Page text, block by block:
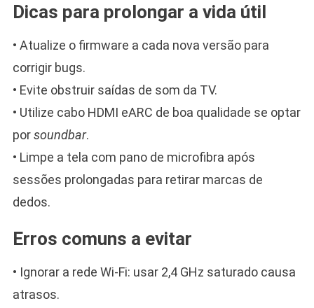
Dicas para prolongar a vida útil
• Atualize o firmware a cada nova versão para
corrigir bugs.
• Evite obstruir saídas de som da TV.
• Utilize cabo HDMI eARC de boa qualidade se optar
porsoundbar.
• Limpe a tela com pano de microfibra após
sessões prolongadas para retirar marcas de
dedos.
Erros comuns a evitar
• Ignorar a rede Wi-Fi: usar 2,4 GHz saturado causa
atrasos.